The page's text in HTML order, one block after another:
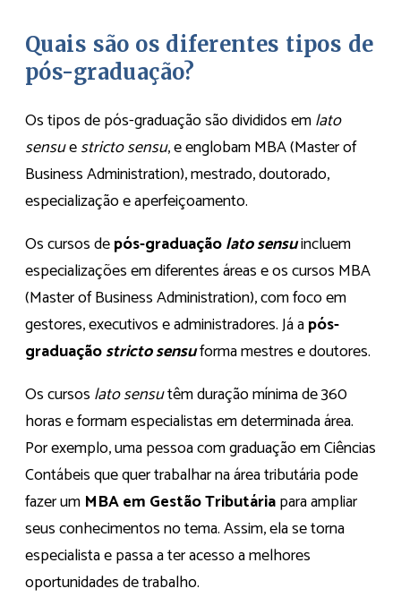
Quais são os diferentes tipos de
pós-graduação?
Os tipos de pós-graduação são divididos emlato
sensuestricto sensu, e englobam MBA (Master of
Business Administration), mestrado, doutorado,
especialização e aperfeiçoamento.
Os cursos depós-graduaçãolato sensuincluem
especializações em diferentes áreas e os cursos MBA
(Master of Business Administration), com foco em
gestores, executivos e administradores. Já após-
graduaçãostricto sensuforma mestres e doutores.
Os cursos lato sensutêm duração mínima de 360
horas e formam especialistas em determinada área.
Por exemplo, uma pessoa com graduação em Ciências
Contábeis que quer trabalhar na área tributária pode
fazer um MBA em Gestão Tributáriapara ampliar
seus conhecimentos no tema. Assim, ela se torna
especialista e passa a ter acesso a melhores
oportunidades de trabalho.